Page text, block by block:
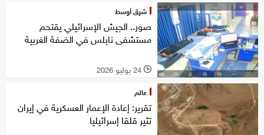
شرق أوسط
صور.. الجيش الإسرائيلي يقتحم
مستشفى نابلس في الضفة الغربية
l 24 يوليو 2026
عالم
تقرير: إعادة الإعمار العسكرية في إيران
تثير قلقا إسرائيليا